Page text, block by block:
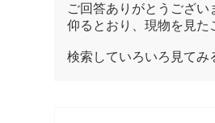
ご回答ありがとうござい
仰るとおり、現物を見た
検索していろいろ見てみ